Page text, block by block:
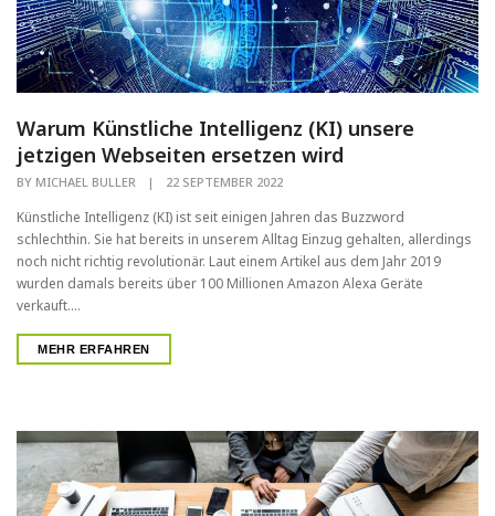
Warum Künstliche Intelligenz (KI) unsere
jetzigen Webseiten ersetzen wird
BY MICHAEL BULLER | 22 SEPTEMBER 2022
Künstliche Intelligenz (KI) ist seit einigen Jahren das Buzzword
schlechthin. Sie hat bereits in unserem Alltag Einzug gehalten, allerdings
noch nicht richtig revolutionär. Laut einem Artikel aus dem Jahr 2019
wurden damals bereits über 100 Millionen Amazon Alexa Geräte
verkauft....
MEHR ERFAHREN